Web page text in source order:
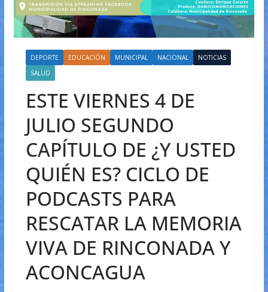
DEPORTE EDUCACIÓN MUNICIPAL NACIONAL
NOTICIAS
SALUD
ESTE VIERNES 4 DE
JULIO SEGUNDO
CAPÍTULO DE ¿Y USTED
QUIÉN ES? CICLO DE
PODCASTS PARA
RESCATAR LA MEMORIA
VIVA DE RINCONADA Y
ACONCAGUA